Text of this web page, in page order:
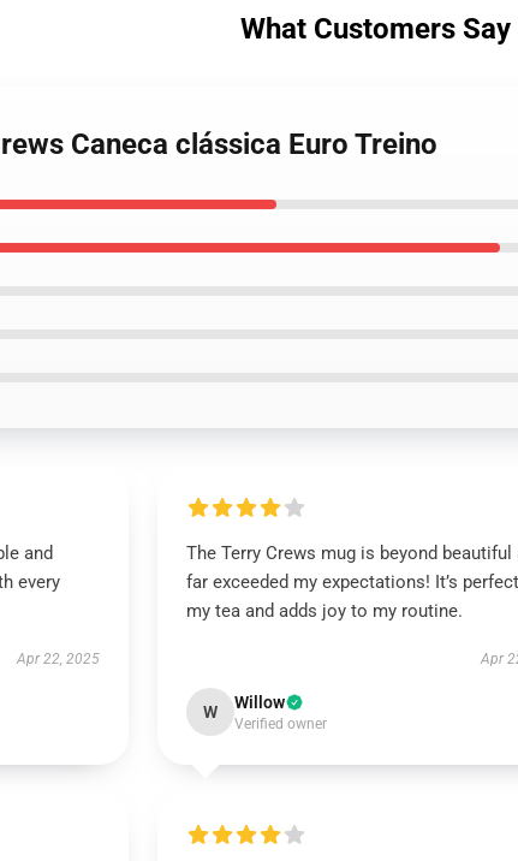
What Customers Say
Caneca clássica Euro Treino
and
every
Apr 22, 2025
The Terry Crews mug is beyond beautiful
far exceeded my expectations! It’s
my tea and adds joy to my routine.
Apr
W Willow
Verified owner